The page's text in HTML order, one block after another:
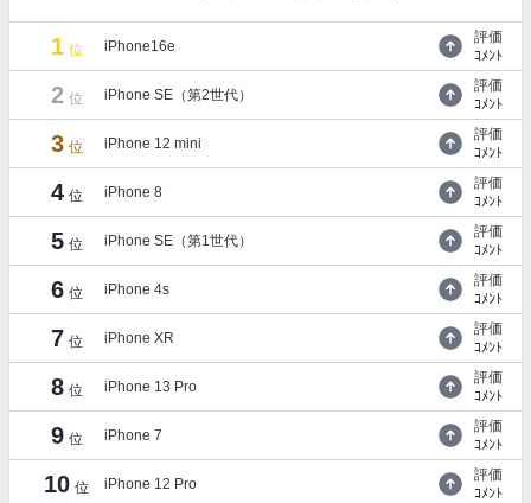
1 位 iPhone16e
評価
ｺﾒﾝﾄ
2 位 iPhone SE（第2世代）
評価
ｺﾒﾝﾄ
3 位 iPhone 12 mini
評価
ｺﾒﾝﾄ
4 位 iPhone 8
評価
ｺﾒﾝﾄ
5 位 iPhone SE（第1世代）
評価
ｺﾒﾝﾄ
6 位 iPhone 4s
評価
ｺﾒﾝﾄ
7 位 iPhone XR
評価
ｺﾒﾝﾄ
8 位 iPhone 13 Pro
評価
ｺﾒﾝﾄ
9 位 iPhone 7
評価
ｺﾒﾝﾄ
10 位 iPhone 12 Pro
評価
ｺﾒﾝﾄ